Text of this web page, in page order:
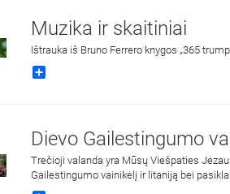
Muzika ir skaitiniai
Ištrauka iš Bruno Ferrero knygos „365
Share
Dievo Gailestingumo
Trečioji valanda yra Mūsų Viešpaties
Gailestingumo vainikėlį ir litaniją bei
gerbiamas Gailestingojo Jėzaus